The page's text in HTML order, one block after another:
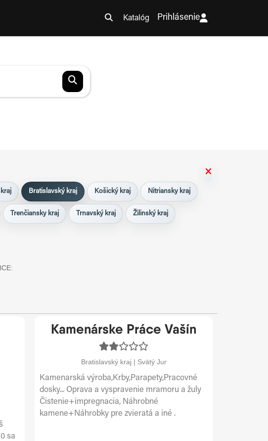
Katalóg Prihlásenie
Bratislavský kraj Košický kraj Nitriansky kraj
Trenčiansky kraj Trnavský kraj Žilinský kraj
sa
Kamenárske Práce Vašín
Bratislavský kraj | Svätý Jur
Kamenarská výroba,Krby,Parapety,Pracovné
dosky... Oprava a vyspravenie mramoru a žuly
Čistenie+impregnacia, Náhrobné
kamene+Náhrobky pre zvieratá a iné .